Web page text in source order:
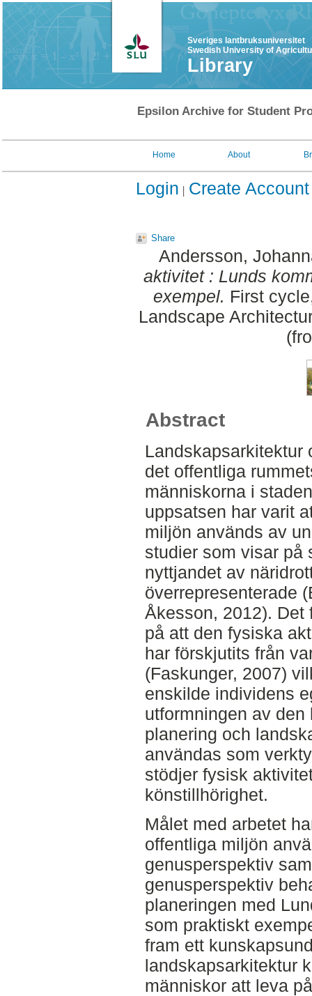
Sveriges lantbruksuniversitet
Swedish University of
Library
Epsilon Archive for Student
Home About
Login Create Account
Share
Andersson,
aktivitet : Lunds
exempel. First
Landscape
Abstract
Landskapsarkitektur
det offentliga
människorna i
uppsatsen har varit
miljön används av
studier som visar på
nyttjandet av
överrepresenterade
Åkesson, 2012). Det
på att den fysiska
har förskjutits från
(Faskunger, 2007)
enskilde individens
utformningen av
planering och
användas som
stödjer fysisk
könstillhörighet.
Målet med arbetet
offentliga miljön
genusperspektiv
genusperspektiv
planeringen med
som praktiskt
fram ett
landskapsarkitektur
människor att leva